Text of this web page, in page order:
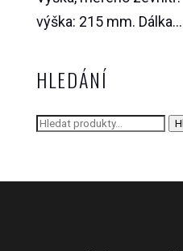
výška: 215 mm. Dálka...
HLEDÁNÍ
Hledat: